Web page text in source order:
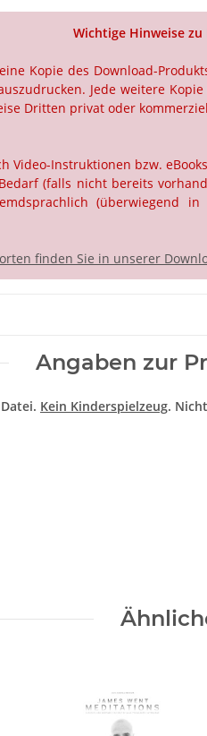
Wichtige Hinweise
Kopie des Download-
Jede weitere
Dritten privat oder
Instruktionen bzw.
(falls nicht bereits
(überwiegend
finden Sie in unserer
Angaben zur
Kein Kinderspielzeug.